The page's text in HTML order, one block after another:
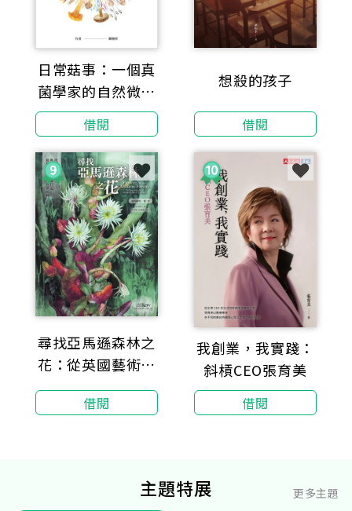
日常菇事：一個真
菌學家的自然微觀
書寫
借閱
想殺的孩子
借閱
尋找亞馬遜森林之
花：從英國藝術家
瑪格麗特‧蜜的日
記窺見日漸消失的
借閱
我創業，我實踐：
斜槓CEO張育美
借閱
主題特展 更多主題